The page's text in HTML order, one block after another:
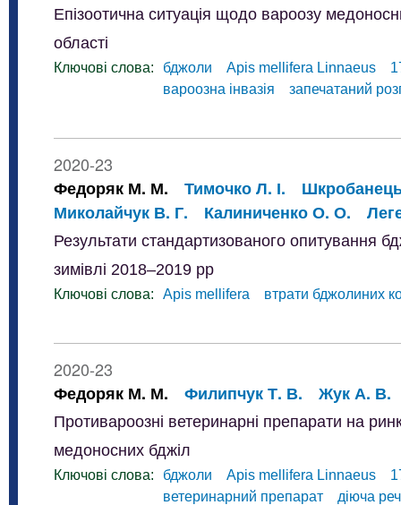
Епізоотична ситуація щодо вароозу
області
Ключові слова: бджоли Apis mellifera Linnaeus
вароозна інвазія
запечатаний
2020-23
Федоряк М. М.
Тимочко Л. І.
Миколайчук В. Г.
Калиниченко О. О.
Результати стандартизованого опитування
зимівлі 2018–2019 рр
Ключові слова: Apis mellifera втрати бджолиних
2020-23
Федоряк М. М.
Филипчук Т. В. Жук А. В.
Противароозні ветеринарні препарати на
медоносних бджіл
Ключові слова: бджоли Apis mellifera Linnaeus
ветеринарний препарат
діюча